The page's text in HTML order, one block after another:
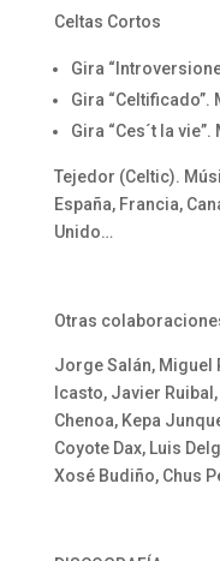
Celtas Cortos
Gira
Gira
Gira “Ces´t la
Tejedor (Celtic).
España, Francia,
Unido…
Otras
Jorge Salán, Miguel
Icasto, Javier
Chenoa, Kepa
Coyote Dax, Luis
Xosé Budiño, Chus